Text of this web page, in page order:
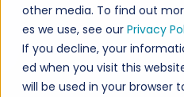
other media. To find out
es we use, see our Privacy
If you decline, your
ed when you visit this
will be used in your browser